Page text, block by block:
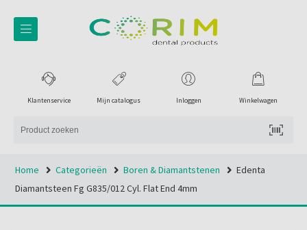
Winkelwagen
Inloggen
Mijn catalogus
Klantenservice
Home Categorieën Boren & Diamantstenen
Edenta
Diamantsteen Fg G835/012 Cyl. Flat End 4mm